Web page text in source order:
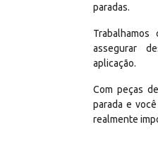
paradas.
assegurar
aplicação.
Com peças
parada e
realmente